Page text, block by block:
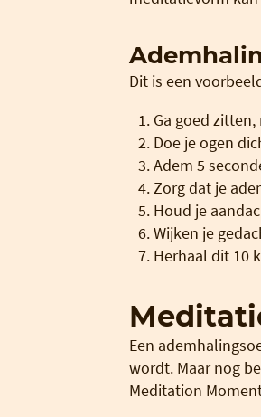
Dit is een
Ga goed
Doe je ogen
Adem 5
Zorg dat je
Houd je
Wijken je
Herhaal dit 10
Een
wordt. Maar nog
Meditation